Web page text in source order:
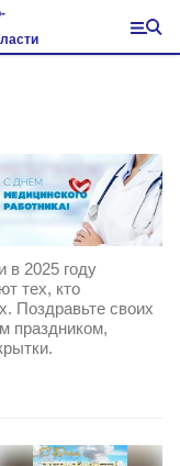
в 2025 году
тех, кто
Поздравьте своих
праздником,